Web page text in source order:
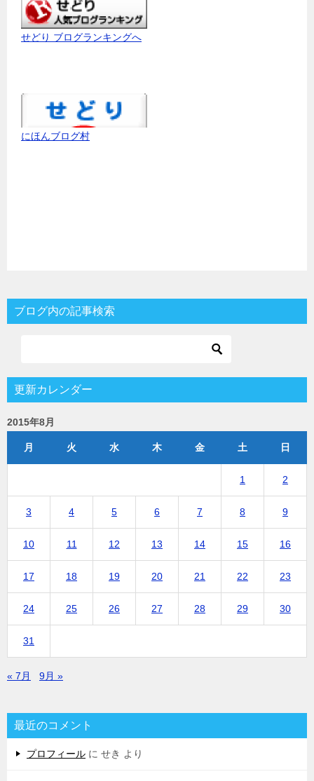
せどり ブログランキングへ
にほんブログ村
ブログ内の記事検索
更新カレンダー
2015年8月
月 火 水 木 金 土 日
1 2
3 4 5 6 7 8 9
10 11 12 13 14 15 16
17 18 19 20 21 22 23
24 25 26 27 28 29 30
31
« 7月 9月 »
最近のコメント
プロフィール に せき より